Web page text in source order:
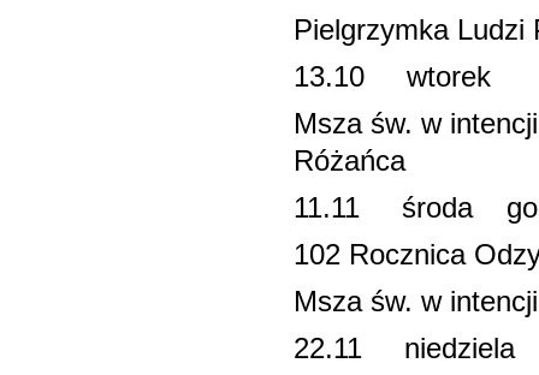
Pielgrzymka
13.10 wtorek
Msza św. w
Różańca
11.11 środa
102 Rocznica
Msza św. w
22.11